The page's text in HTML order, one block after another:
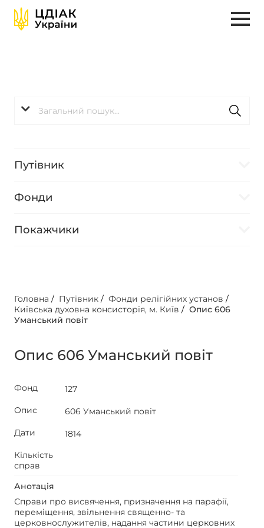
Путівник
Фонди
Покажчики
Головна / Путівник / Фонди релігійних установ /
Київська духовна консисторія, м. Київ / Опис 606
Уманський повіт
Опис 606 Уманський повіт
Фонд
127
Опис
606 Уманський повіт
Дати
1814
Кількість
справ
Анотація
Справи про висвячення, призначення на парафії,
переміщення, звільнення священно- та
церковнослужителів, надання частини церковних